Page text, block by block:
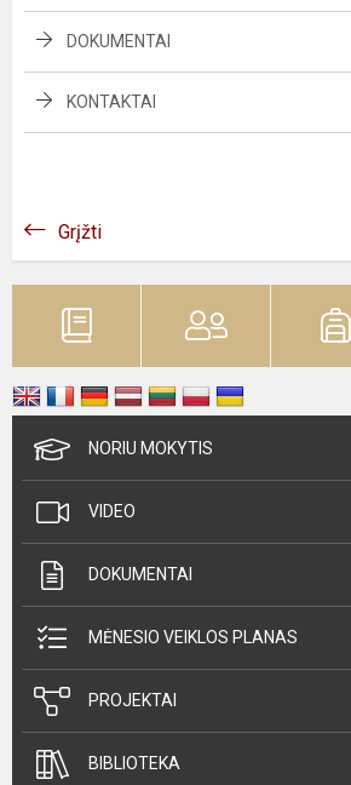
DOKUMENTAI
KONTAKTAI
Grįžti
NORIU MOKYTIS
VIDEO
DOKUMENTAI
MĖNESIO VEIKLOS PLANAS
PROJEKTAI
BIBLIOTEKA